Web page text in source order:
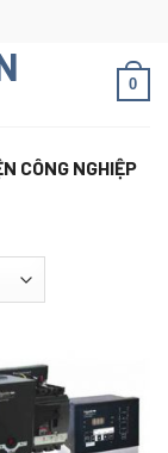
0
CÔNG NGHIỆP